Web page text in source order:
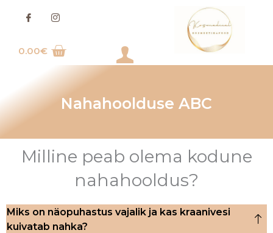
0.00€
Nahahoolduse ABC
Milline peab olema kodune
nahahooldus?
Miks on näopuhastus vajalik ja kas kraanivesi
kuivatab nahka?